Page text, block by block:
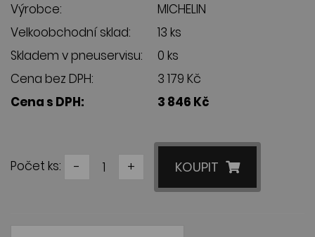
Výrobce:
MICHELIN
Velkoobchodní sklad:
13 ks
Skladem v pneuservisu:
0 ks
Cena bez DPH:
3 179 Kč
Cena s DPH:
3 846 Kč
Počet ks: - + KOUPIT